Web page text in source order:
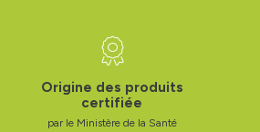
Origine des produits
certifiée
par le Ministère de la Santé